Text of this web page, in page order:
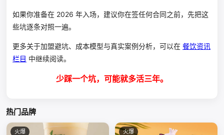
如果你准备在 2026 年入场，建议你在签任何合同之前，先把这
些坑逐条对照一遍。
更多关于加盟避坑、成本模型与真实案例分析，可以在 餐饮资讯
栏目 中继续阅读。
少踩一个坑，可能就多活三年。
热门品牌
火爆 火爆